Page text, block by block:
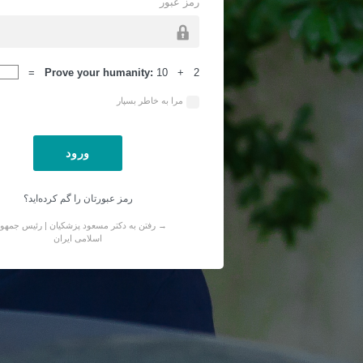
ورود Prove your humanity: 10 + 2 =
مرا به خاطر بسپار
رمز عبورتان را گم کرده‌اید؟
→ رفتن به دکتر مسعود پزشکیان | رئیس
اسلامی ایران